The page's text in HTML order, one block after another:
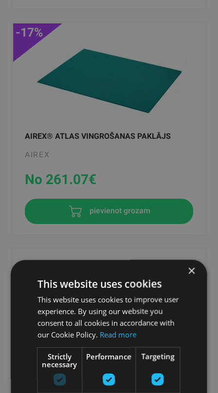
AIREX® ATLAS VINGROŠANAS PAKLĀJS
AIREX
-17%
No 261.07€
pievienot grozam
AIREX® CALYANA PRIME JOGAS PAKLĀJS
×
This website uses cookies
This website uses cookies to improve user
experience. By using our website you
consent to all cookies in accordance with
our Cookie Policy. Read more
Strictly
necessary
Performance Targeting